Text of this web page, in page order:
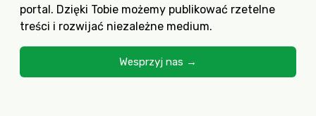
portal. Dzięki Tobie możemy publikować rzetelne
treści i rozwijać niezależne medium.
Wesprzyj nas →